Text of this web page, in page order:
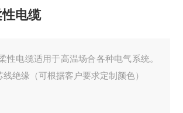
电缆
电缆适用于高温场合各种电气系统。
绝缘（可根据客户要求定制颜色）